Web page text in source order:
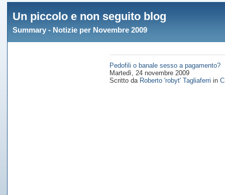
Un piccolo e non seguito blog
Summary - Notizie per Novembre 2009
Pedofili o banale sesso a pagamento?
Martedì, 24 novembre 2009
Scritto da Roberto 'robyt' Tagliaferri in